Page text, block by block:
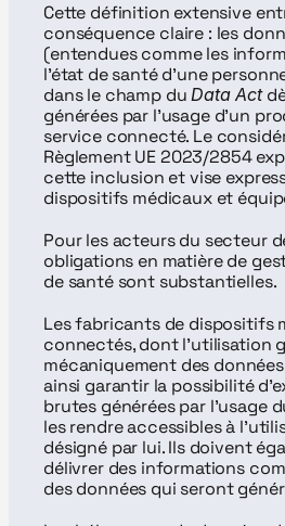
Cette définition extensive
conséquence claire : les
(entendues comme les
l’état de santé d’une
dans le champ du Data Act
générées par l’usage d’un
service connecté. Le
Règlement UE 2023/2854
cette inclusion et vise
dispositifs médicaux et
Pour les acteurs du secteur
obligations en matière de
de santé sont substantielles.
Les fabricants de dispositifs
connectés, dont l’utilisation
mécaniquement des
ainsi garantir la possibilité
brutes générées par l’usage
les rendre accessibles à
désigné par lui. Ils doivent
délivrer des informations
des données qui seront